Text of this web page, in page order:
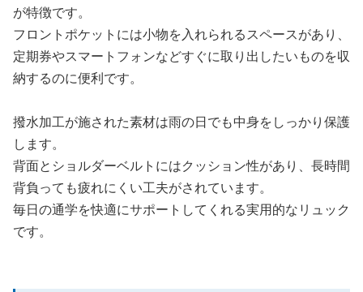
が特徴です。
フロントポケットには小物を入れられるスペースがあり、
定期券やスマートフォンなどすぐに取り出したいものを収
納するのに便利です。
撥水加工が施された素材は雨の日でも中身をしっかり保護
します。
背面とショルダーベルトにはクッション性があり、長時間
背負っても疲れにくい工夫がされています。
毎日の通学を快適にサポートしてくれる実用的なリュック
です。